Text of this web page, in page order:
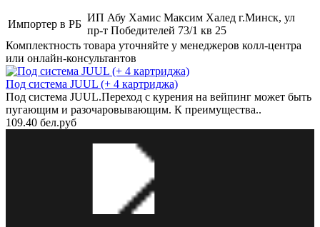
Импортер в РБ
ИП Абу Хамис Максим Халед г.Минск, ул
пр-т Победителей 73/1 кв 25
Комплектность товара уточняйте у менеджеров колл-центра
или онлайн-консультантов
Под система JUUL (+ 4 картриджа)
Под система JUUL.Переход с курения на вейпинг может быть
пугающим и разочаровывающим. К преимущества..
109.40 бел.руб